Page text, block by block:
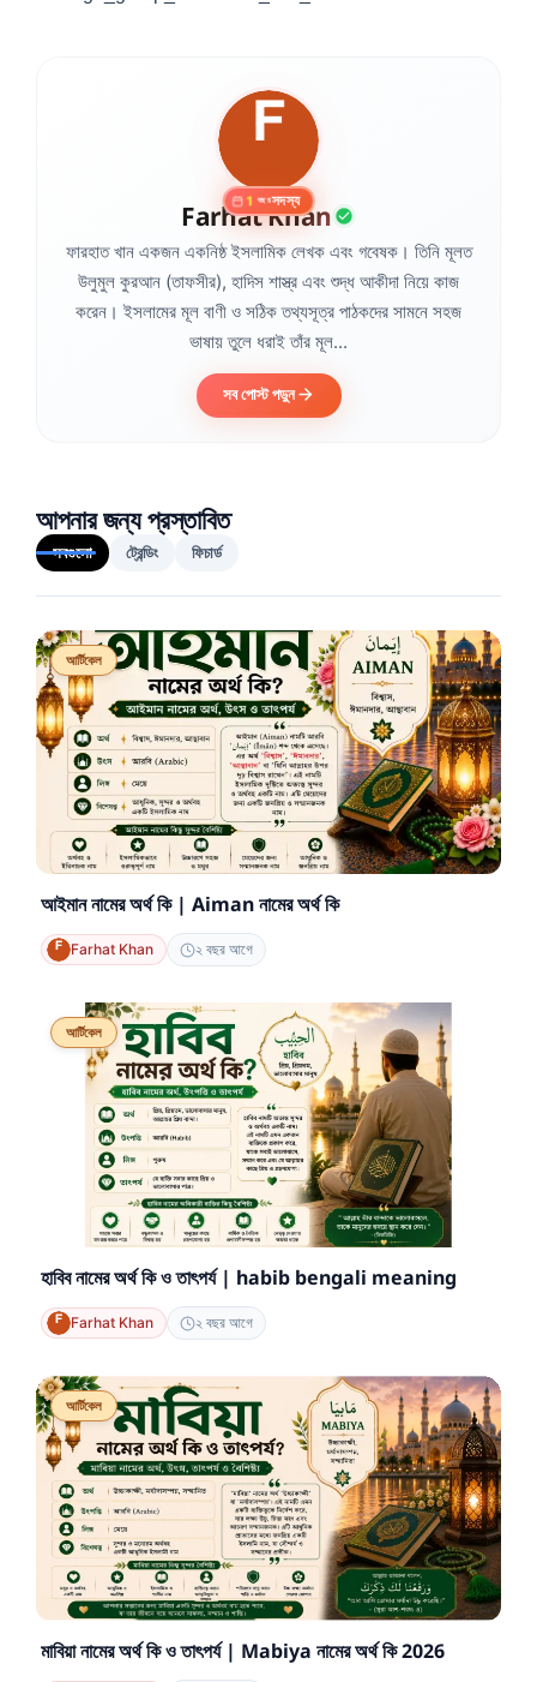
1 বছরসদস্য
Farhat Khan
ফারহাত খান একজন একনিষ্ঠ ইসলামিক লেখক এবং গবেষক। তিনি মূলত
উলুমুল কুরআন (তাফসীর), হাদিস শাস্ত্র এবং শুদ্ধ আকীদা নিয়ে কাজ
করেন। ইসলামের মূল বাণী ও সঠিক তথ্যসূত্র পাঠকদের সামনে সহজ
ভাষায় তুলে ধরাই তাঁর মূল...
সব পোস্ট পড়ুন
আপনার জন্য প্রস্তাবিত
সবগুলো ট্রেন্ডিং ফিচার্ড
আর্টিকেল
আইমান নামের অর্থ কি | Aiman নামের অর্থ কি
Farhat Khan ২ বছর আগে
আর্টিকেল
হাবিব নামের অর্থ কি ও তাৎপর্য | habib bengali meaning
Farhat Khan ২ বছর আগে
আর্টিকেল
মাবিয়া নামের অর্থ কি ও তাৎপর্য | Mabiya নামের অর্থ কি 2026